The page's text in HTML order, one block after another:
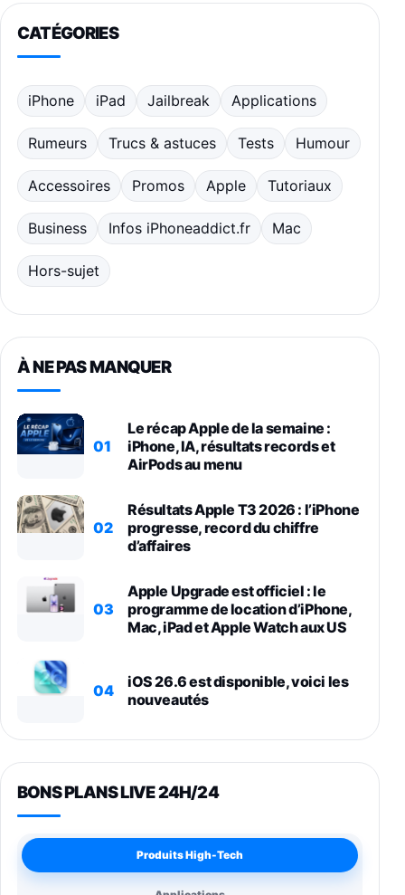
CATÉGORIES
iPhone iPad Jailbreak Applications
Rumeurs Trucs & astuces Tests Humour
Accessoires Promos Apple Tutoriaux
Business Infos iPhoneaddict.fr Mac
Hors-sujet
À NE PAS MANQUER
01
Le récap Apple de la semaine :
iPhone, IA, résultats records et
AirPods au menu
02
Résultats Apple T3 2026 : l’iPhone
progresse, record du chiffre
d’affaires
03
Apple Upgrade est officiel : le
programme de location d’iPhone,
Mac, iPad et Apple Watch aux US
04
iOS 26.6 est disponible, voici les
nouveautés
BONS PLANS LIVE 24H/24
Produits High-Tech